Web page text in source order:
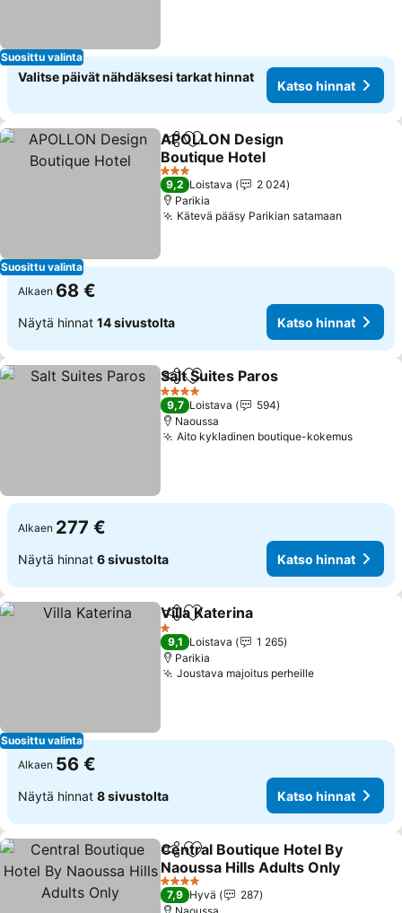
Suosittu valinta
Valitse päivät nähdäksesi tarkat hinnat
Katso hinnat
Suosittu valinta
Jaa Lisää suosikkeihin
APOLLON Design
Boutique Hotel
3 Tähtiluokitus
9,2 Loistava
2 024
Parikia
Kätevä pääsy Parikian satamaan
Alkaen 68 €
Näytä hinnat 14 sivustolta Katso hinnat
Jaa Lisää suosikkeihin
Salt Suites Paros
4 Tähtiluokitus
9,7 Loistava
594
Naoussa
Aito kykladinen boutique-kokemus
Alkaen 277 €
Näytä hinnat 6 sivustolta Katso hinnat
Suosittu valinta
Jaa Lisää suosikkeihin
Villa Katerina
1 Tähtiluokitus
9,1 Loistava
1 265
Parikia
Joustava majoitus perheille
Alkaen 56 €
Näytä hinnat 8 sivustolta Katso hinnat
Jaa Lisää suosikkeihin
Central Boutique Hotel By
Naoussa Hills Adults Only
4 Tähtiluokitus
7,9 Hyvä
287